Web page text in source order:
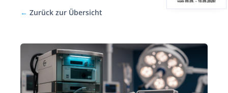
← Zurück zur Übersicht